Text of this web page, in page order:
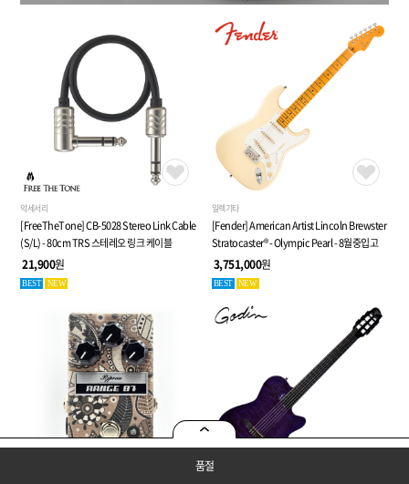
품절
악세서리
[FreeTheTone] CB-5028 Stereo Link Cable
(S/L) - 80cm TRS 스테레오 링크 케이블
21,900원
BEST NEW
일렉기타
[Fender] American Artist Lincoln Brewster
Stratocaster® - Olympic Pearl - 8월중입고
3,751,000원
BEST NEW